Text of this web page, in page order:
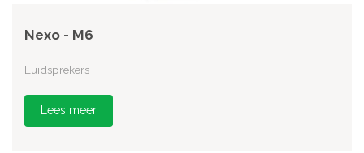
Nexo - M6
Luidsprekers
Lees meer